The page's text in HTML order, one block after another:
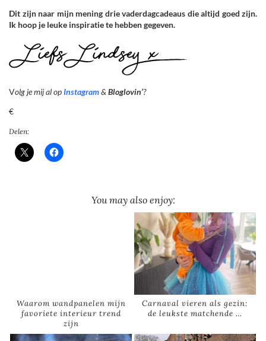
Dit zijn naar mijn mening drie vaderdagcadeaus die altijd goed zijn.
Ik hoop je leuke inspiratie te hebben gegeven.
Volg je mij al opInstagram& Bloglovin’?
€
Delen:
You may also enjoy:
Waarom wandpanelen mijn
favoriete interieur trend
zijn
Carnaval vieren als gezin:
de leukste matchende …